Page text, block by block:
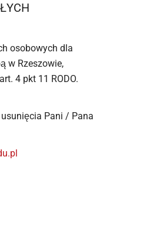
osobowych dla
w Rzeszowie,
4 pkt 11 RODO.
Pani / Pana